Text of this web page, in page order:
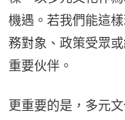
機遇。若我們能這
務對象、政策受眾
重要伙伴。
更重要的是，多元